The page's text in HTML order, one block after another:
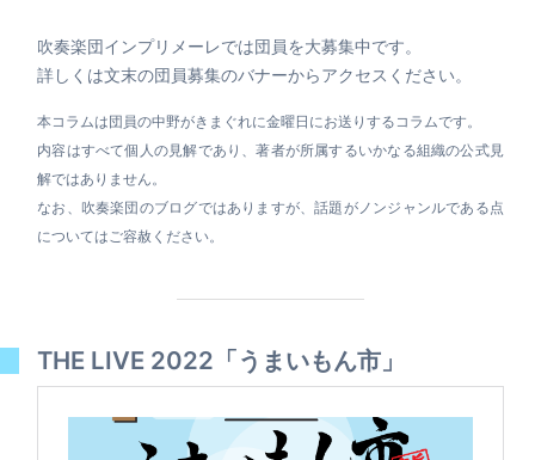
吹奏楽団インプリメーレでは団員を大募集中です。
詳しくは文末の団員募集のバナーからアクセスください。
本コラムは団員の中野がきまぐれに金曜日にお送りするコラムです。
内容はすべて個人の見解であり、著者が所属するいかなる組織の公式見
解ではありません。
なお、吹奏楽団のブログではありますが、話題がノンジャンルである点
についてはご容赦ください。
THE LIVE 2022「うまいもん市」